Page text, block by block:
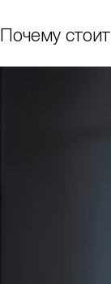
Почему